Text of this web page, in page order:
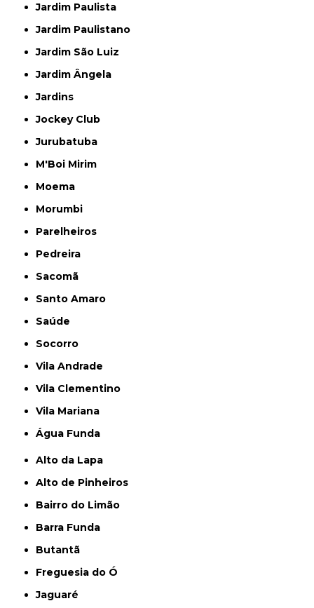
Jardim Paulista
Jardim Paulistano
Jardim São Luiz
Jardim Ângela
Jardins
Jockey Club
Jurubatuba
M'Boi Mirim
Moema
Morumbi
Parelheiros
Pedreira
Sacomã
Santo Amaro
Saúde
Socorro
Vila Andrade
Vila Clementino
Vila Mariana
Água Funda
Alto da Lapa
Alto de Pinheiros
Bairro do Limão
Barra Funda
Butantã
Freguesia do Ó
Jaguaré